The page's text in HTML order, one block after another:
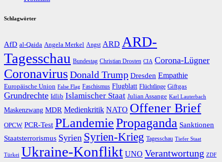
Schlagwörter
AfD al-Qaida Angela Merkel Angst ARD ARD-
Tagesschau Bundestag Christian Drosten CIA Corona-Lügner
CoronavirusDonald Trump Dresden Empathie
Europäische Union False Flag Faschismus Flugblatt Flüchtlinge Giftgas
Grundrechte Idlib Islamischer Staat Julian Assange Karl Lauterbach
Maskenzwang MDR Medienkritik NATO Offener Brief
OPCW PCR-Test PLandemiePropaganda Sanktionen
Staatsterrorismus Syrien Syrien-Krieg Tagesschau Tiefer Staat
Türkei Ukraine-Konflikt UNO Verantwortung ZDF